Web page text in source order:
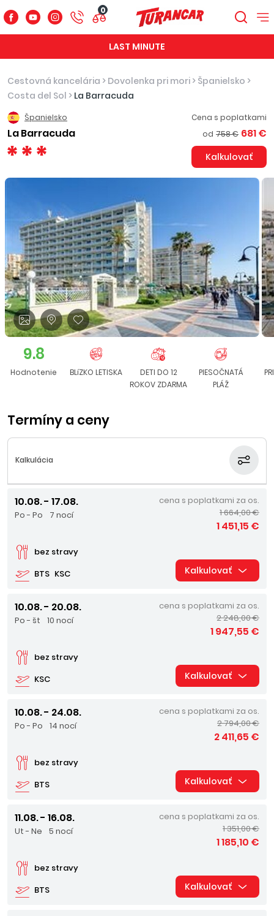
0
LAST MINUTE
Cestovná kancelária > Dovolenka pri mori > Španielsko >
Costa del Sol > La Barracuda
Španielsko
La Barracuda
Cena s poplatkami
od 758 € 681 €
Kalkulovať
9.8
Hodnotenie BLíZKO LETISKA
DETI DO 12
ROKOV ZDARMA
PIESOČNATÁ
PLÁŽ
Termíny a ceny
Kalkulácia
10.08. - 17.08.
Po - Po 7 nocí
BTS KSC
bez stravy
cena s poplatkami za os.
1 664,00 €
1 451,15 €
Kalkulovať
10.08. - 20.08.
Po - št 10 nocí
KSC
bez stravy
cena s poplatkami za os.
2 248,00 €
1 947,55 €
Kalkulovať
10.08. - 24.08.
Po - Po 14 nocí
BTS
bez stravy
cena s poplatkami za os.
2 794,00 €
2 411,65 €
Kalkulovať
11.08. - 16.08.
Ut - Ne 5 nocí
BTS
bez stravy
cena s poplatkami za os.
1 351,00 €
1 185,10 €
Kalkulovať